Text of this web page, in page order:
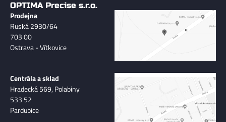
OPTIMA Precise s.r.o.
Prodejna
Ruská 2930/64
703 00
Ostrava - Vítkovice
Centrála a sklad
Hradecká 569, Polabiny
533 52
Pardubice